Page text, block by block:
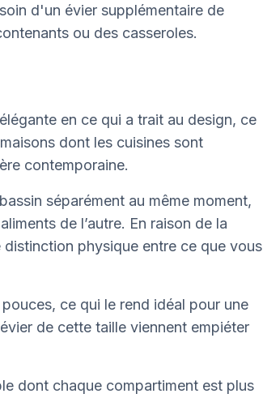
d'un évier supplémentaire de
ou des casseroles.
en ce qui a trait au design, ce
dont les cuisines sont
contemporaine.
séparément au même moment,
de l’autre. En raison de la
physique entre ce que vous
ce qui le rend idéal pour une
de cette taille viennent empiéter
dont chaque compartiment est plus